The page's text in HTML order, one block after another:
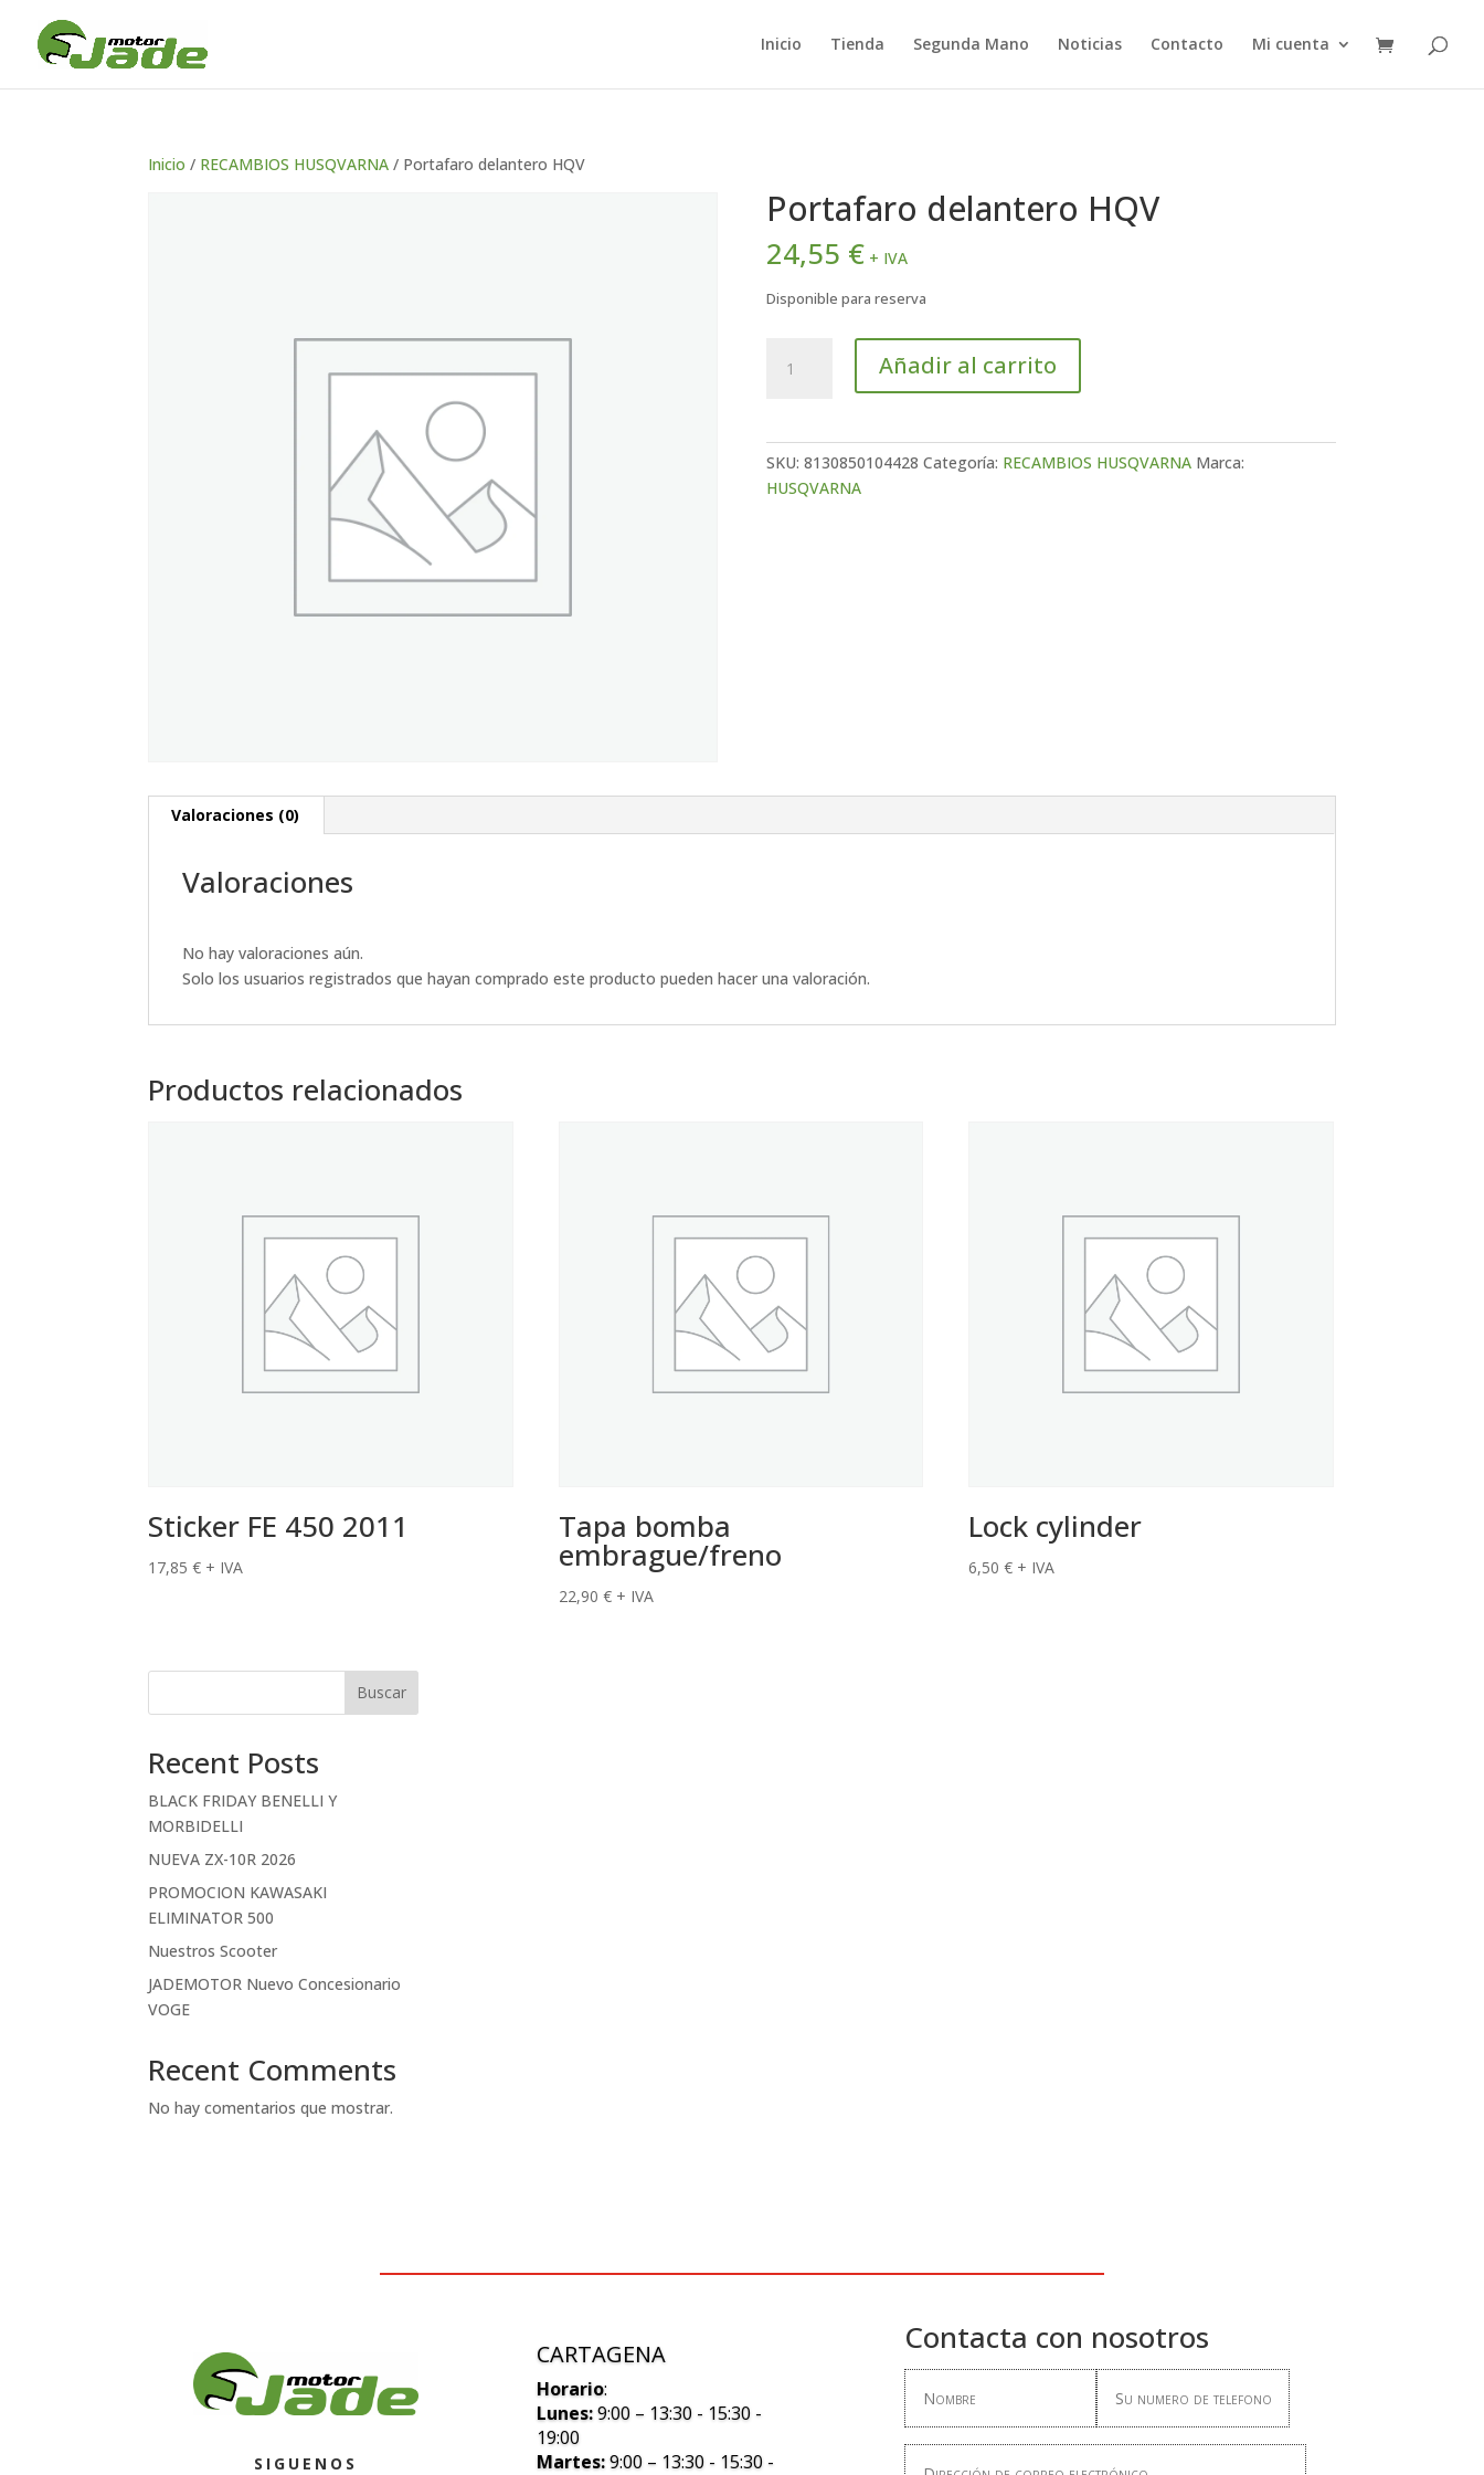
Inicio Tienda Segunda Mano Noticias Contacto Mi cuenta
Inicio / RECAMBIOS HUSQVARNA / Portafaro delantero HQV
Portafaro delantero HQV
24,55 € + IVA
Disponible para reserva
delantero
Añadir al carrito
SKU: 8130850104428 Categoría: RECAMBIOS HUSQVARNA Marca:
HUSQVARNA
Valoraciones (0)
Valoraciones
No hay valoraciones aún.
Solo los usuarios registrados que hayan comprado este producto pueden hacer una valoración.
Productos relacionados
Sticker FE 450 2011
17,85€ + IVA
Tapa bomba
embrague/freno
22,90 € + IVA
Lock cylinder
6,50€ + IVA
Buscar
Recent Posts
BLACK FRIDAY BENELLI Y
MORBIDELLI
NUEVA ZX-10R 2026
PROMOCION KAWASAKI
ELIMINATOR 500
Nuestros Scooter
JADEMOTOR Nuevo Concesionario
VOGE
Recent Comments
No hay comentarios que mostrar.
SIGUENOS
CARTAGENA
Horario:
Lunes:9:00 – 13:30 - 15:30 -
19:00
Martes:9:00 – 13:30 - 15:30 -
Contacta con nosotros